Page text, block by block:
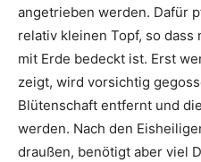
angetrieben werden. Dafür
relativ kleinen Topf, so
mit Erde bedeckt ist. Erst
zeigt, wird vorsichtig
Blütenschaft entfernt und
werden. Nach den
draußen, benötigt aber viel